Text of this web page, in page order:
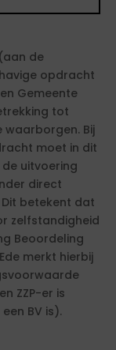
de
opdracht
Gemeente
tot
waarborgen. Bij
moet in dit
uitvoering
direct
betekent dat
zelfstandigheid
Beoordeling
merkt hierbij
ZZP-er is
BV is).